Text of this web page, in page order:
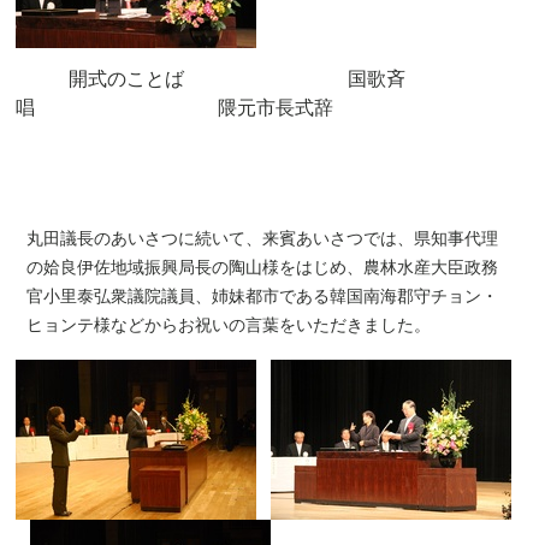
開式のことば
国歌斉
唱
隈元市長式辞
丸田議長のあいさつに続いて、来賓あいさつでは、県知事代理
の姶良伊佐地域振興局長の陶山様をはじめ、農林水産大臣政務
官小里泰弘衆議院議員、姉妹都市である韓国南海郡守チョン・
ヒョンテ様などからお祝いの言葉をいただきました。